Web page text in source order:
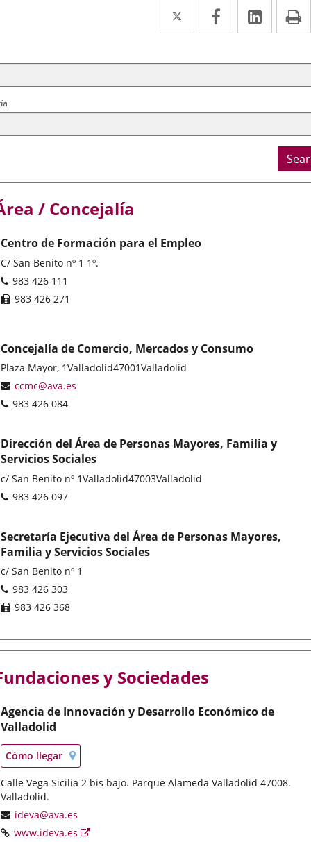
Twitter
Enlace
a
una
aplicación
Facebook
Enlace
a
una
aplicación
Enlace
a
una
/ Concejalía
Centro de Formación para el Empleo
Postal
address
C/ San Benito nº 1 1º.
Phones
983 426 111
Fax
983 426 271
Concejalía de Comercio, Mercados y Consumo
Postal
address
Plaza Mayor, 1Valladolid47001Valladolid
Email
ccmc@ava.es
Phones
983 426 084
Dirección del Área de Personas Mayores, Familia y
Servicios Sociales
Postal
address
c/ San Benito nº 1Valladolid47003Valladolid
Phones
983 426 097
Secretaría Ejecutiva del Área de Personas Mayores,
Familia y Servicios Sociales
Postal
address
c/ San Benito nº 1
Phones
983 426 303
Fax
983 426 368
y Sociedades
Agencia de Innovación y Desarrollo Económico de
Valladolid
Localización
en
mapa
Cómo llegar Enlace
a
una
externa.
Postal
address
Calle Vega Sicilia 2 bis bajo. Parque Alameda Valladolid 47008.
Valladolid.
Email
ideva@ava.es
Web
www.ideva.es
Enlace